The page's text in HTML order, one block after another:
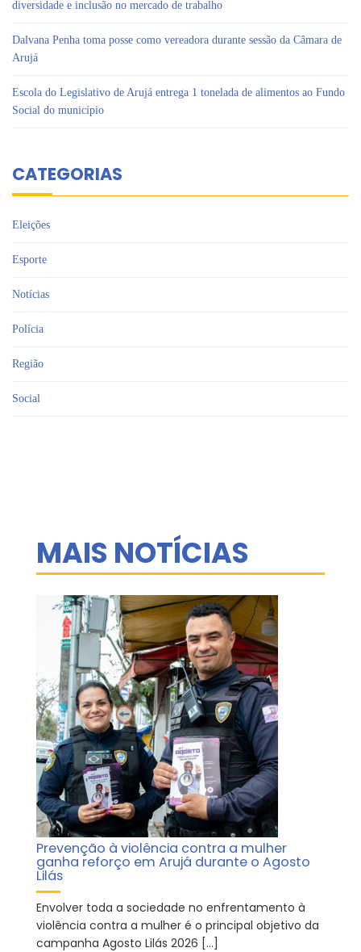
diversidade e inclusão no mercado de trabalho
Dalvana Penha toma posse como vereadora durante sessão da Câmara de
Arujá
Escola do Legislativo de Arujá entrega 1 tonelada de alimentos ao Fundo
Social do município
CATEGORIAS
Eleições
Esporte
Notícias
Polícia
Região
Social
MAIS NOTÍCIAS
Prevenção à violência contra a mulher
ganha reforço em Arujá durante o Agosto
Lilás
Envolver toda a sociedade no enfrentamento à
violência contra a mulher é o principal objetivo da
campanha Agosto Lilás 2026 […]